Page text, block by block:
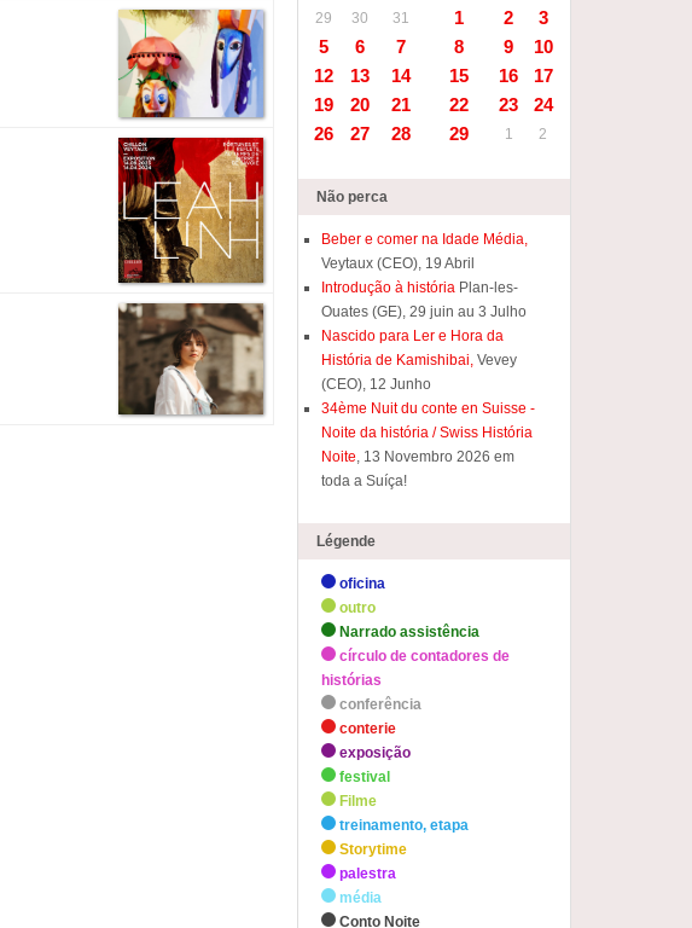
29
30 31 1 2 3
5
6 7 8 9 10
12
13 14 15 16 17
19
20 21 22 23 24
26
27 28 29 1 2
Não perca
Beber e comer na Idade Média,
Veytaux (CEO), 19 Abril
Introdução à história Plan-les-
Ouates (GE), 29 juin au 3 Julho
Nascido para Ler e Hora da
História de Kamishibai, Vevey
(CEO), 12 Junho
34ème Nuit du conte en Suisse -
Noite da história / Swiss História
Noite, 13 Novembro 2026 em
toda a Suíça!
Légende
oficina
outro
Narrado assistência
círculo de contadores de
histórias
conferência
conterie
exposição
festival
Filme
treinamento, etapa
Storytime
palestra
média
Conto Noite